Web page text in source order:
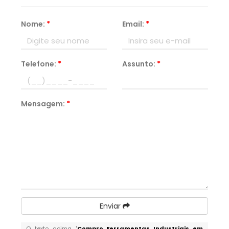
Nome: * Email: *
Telefone: * Assunto: *
Mensagem: *
Enviar